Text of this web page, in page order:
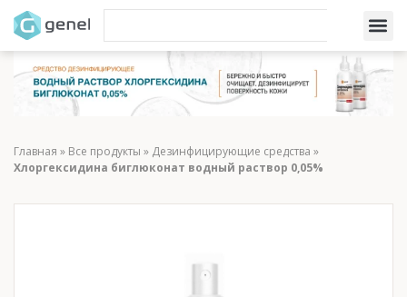
Главная » Все продукты » Дезинфицирующие средства »
Хлоргексидина биглюконат водный раствор 0,05%